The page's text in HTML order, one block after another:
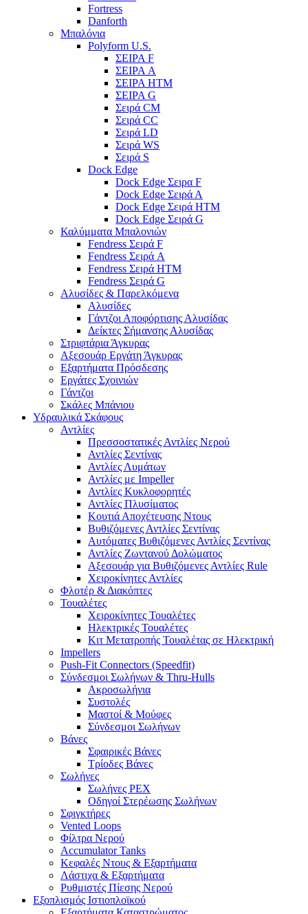
Fortress
Danforth
Μπαλόνια
Polyform U.S.
ΣΕΙΡΑ F
ΣΕΙΡΑ A
ΣΕΙΡΑ HTM
ΣΕΙΡΑ G
Σειρά CM
Σειρά CC
Σειρά LD
Σειρά WS
Σειρά S
Dock Edge
Dock Edge Σειρα F
Dock Edge Σειρά Α
Dock Edge Σειρά HTM
Dock Edge Σειρά G
Καλύμματα Μπαλονιών
Fendress Σειρά F
Fendress Σειρά A
Fendress Σειρά HTM
Fendress Σειρά G
Αλυσίδες & Παρελκόμενα
Αλυσίδες
Γάντζοι Αποφόρτισης Αλυσίδας
Δείκτες Σήμανσης Αλυσίδας
Στριφτάρια Άγκυρας
Αξεσουάρ Εργάτη Άγκυρας
Εξαρτήματα Πρόσδεσης
Εργάτες Σχοινιών
Γάντζοι
Σκάλες Μπάνιου
Υδραυλικά Σκάφους
Αντλίες
Πρεσσοστατικές Αντλίες Νερού
Αντλίες Σεντίνας
Αντλίες Λυμάτων
Αντλίες με Impeller
Αντλίες Κυκλοφορητές
Αντλίες Πλυσίματος
Κουτιά Αποχέτευσης Ντους
Βυθιζόμενες Αντλίες Σεντίνας
Αυτόματες Βυθιζόμενες Αντλίες Σεντίνας
Αντλίες Ζωντανού Δολώματος
Αξεσουάρ για Βυθιζόμενες Αντλίες Rule
Χειροκίνητες Αντλίες
Φλοτέρ & Διακόπτες
Τουαλέτες
Χειροκίνητες Τουαλέτες
Ηλεκτρικές Τουαλέτες
Κιτ Μετατροπής Τουαλέτας σε Ηλεκτρική
Impellers
Push-Fit Connectors (Speedfit)
Σύνδεσμοι Σωλήνων & Thru-Hulls
Ακροσωλήνια
Συστολές
Μαστοί & Μούφες
Σύνδεσμοι Σωλήνων
Βάνες
Σφαιρικές Βάνες
Τρίοδες Βάνες
Σωλήνες
Σωλήνες PEX
Οδηγοί Στερέωσης Σωλήνων
Σφιγκτήρες
Vented Loops
Φίλτρα Νερού
Accumulator Tanks
Κεφαλές Ντους & Εξαρτήματα
Λάστιχα & Εξαρτήματα
Ρυθμιστές Πίεσης Νερού
Εξοπλισμός Ιστιοπλοϊκού